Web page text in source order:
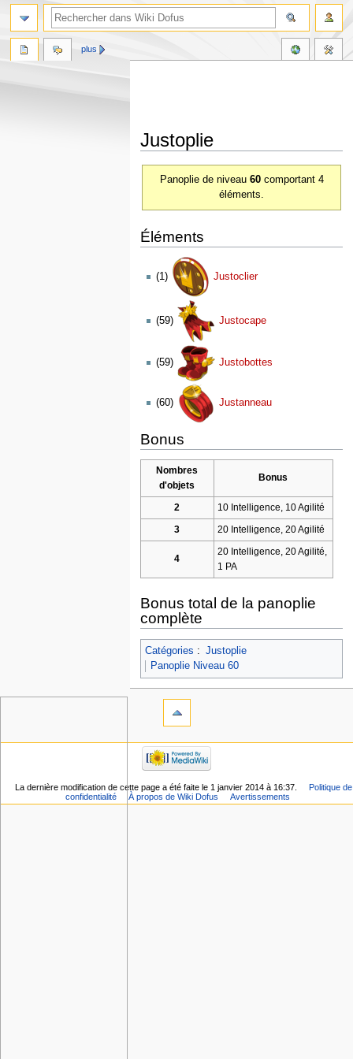
Justoplie
Panoplie de niveau 60comportant 4
éléments.
Éléments
(1) Justoclier
(59) Justocape
(59) Justobottes
(60) Justanneau
Bonus
Nombres
d'objets
Bonus
2
10 Intelligence, 10 Agilité
3
20 Intelligence, 20 Agilité
4
20 Intelligence, 20 Agilité,
1 PA
Bonus total de la panoplie
complète
Catégories : Justoplie
Panoplie Niveau 60
plus
La dernière modification de cette page a été faite le 1 janvier 2014 à 16:37.
Politique de
confidentialité
À propos de Wiki Dofus Avertissements